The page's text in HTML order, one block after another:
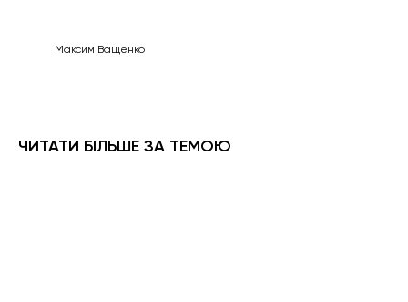
Максим Ващенко
ЧИТАТИ БІЛЬШЕ ЗА ТЕМОЮ